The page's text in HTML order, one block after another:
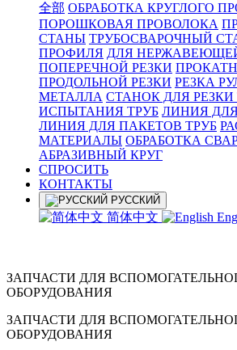
全部 ОБРАБОТКА КРУГЛОГО
ПОРОШКОВАЯ ПРОВОЛОКА
СТАНЫ ТРУБОСВАРОЧНЫЙ
ПРОФИЛЯ ДЛЯ
ПОПЕРЕЧНОЙ РЕЗКИ
ПРОДОЛЬНОЙ РЕЗКИ РЕЗКА
МЕТАЛЛА СТАНОК ДЛЯ РЕЗКИ
ИСПЫТАНИЯ ТРУБ ЛИНИЯ
ЛИНИЯ ДЛЯ ПАКЕТОВ ТРУБ
МАТЕРИАЛЫ OБРАБОТКА
АБРАЗИВНЫЙ КРУГ
СПРОСИТЬ
КОНТАКТЫ
РУССКИЙ
简体中文
ЗАПЧАСТИ ДЛЯ
ОБОРУДОВАНИЯ
ЗАПЧАСТИ ДЛЯ
ОБОРУДОВАНИЯ